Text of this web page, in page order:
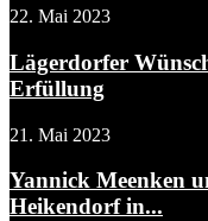
22. Mai 2023
Lägerdorfer
Erfüllung
21. Mai 2023
Yannick Meenken
Heikendorf in...